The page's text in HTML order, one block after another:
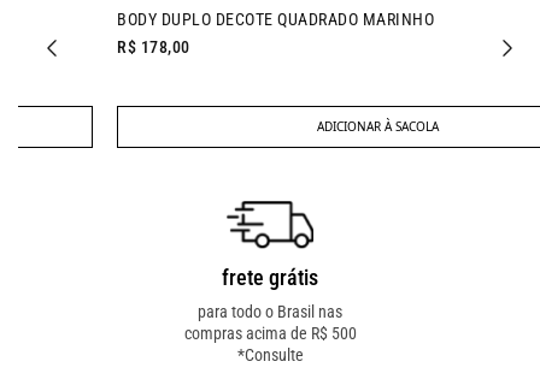
BODY DUPLO DECOTE QUADRADO MARINHO
R$ 178,00
ADICIONAR À SACOLA
frete grátis
para todo o Brasil nas
compras acima de R$ 500
*Consulte